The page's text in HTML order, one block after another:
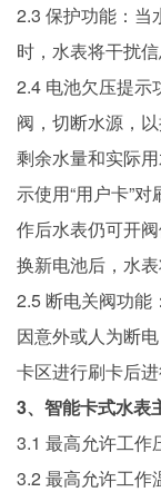
2.3 保护功能：当
时，水表将干扰信
2.4 电池欠压提示
阀，切断水源，
剩余水量和实际
示使用“用户卡”
作后水表仍可开
换新电池后，水
2.5 断电关阀功能
因意外或人为断
卡区进行刷卡后
3、智能卡式水表
3.1 最高允许工作
3.2 最高允许工